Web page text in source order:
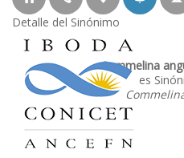
Detalle del Sinónimo
Commelina
es